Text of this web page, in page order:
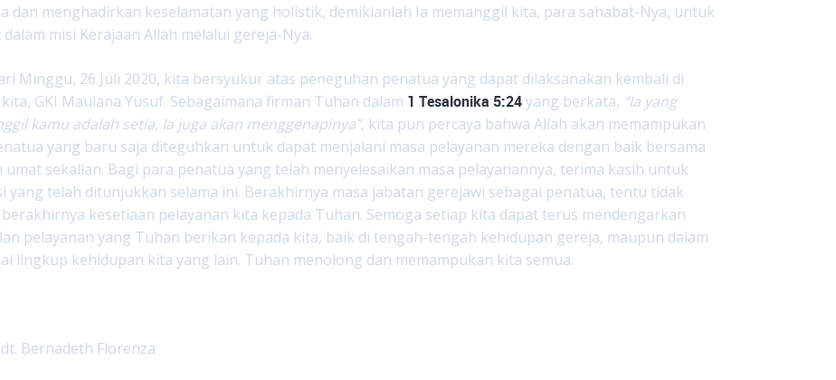
dan menghadirkan keselamatan yang holistik, demikianlah Ia memanggil kita, para sahabat-Nya, untuk
misi Kerajaan Allah melalui gereja-Nya.
Minggu, 26 Juli 2020, kita bersyukur atas peneguhan penatua yang dapat dilaksanakan kembali di
kita, GKI Maulana Yusuf. Sebagaimana firman Tuhan dalam 1 Tesalonika 5:24yang berkata, “Ia yang
kamu adalah setia, Ia juga akan menggenapinya”, kita pun percaya bahwa Allah akan memampukan
yang baru saja diteguhkan untuk dapat menjalani masa pelayanan mereka dengan baik bersama
umat sekalian. Bagi para penatua yang telah menyelesaikan masa pelayanannya, terima kasih untuk
yang telah ditunjukkan selama ini. Berakhirnya masa jabatan gerejawi sebagai penatua, tentu tidak
kesetiaan pelayanan kita kepada Tuhan. Semoga setiap kita dapat terus mendengarkan
pelayanan yang Tuhan berikan kepada kita, baik di tengah-tengah kehidupan gereja, maupun dalam
lingkup kehidupan kita yang lain. Tuhan menolong dan memampukan kita semua.
Bernadeth Florenza